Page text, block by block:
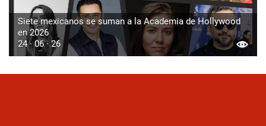
Siete mexicanos se suman a la Academia de Hollywood
en 2026
24 · 06 · 26